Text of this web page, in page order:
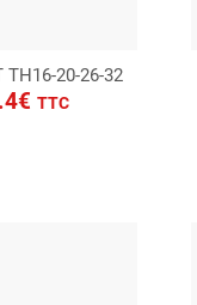
20-26-32
TTC